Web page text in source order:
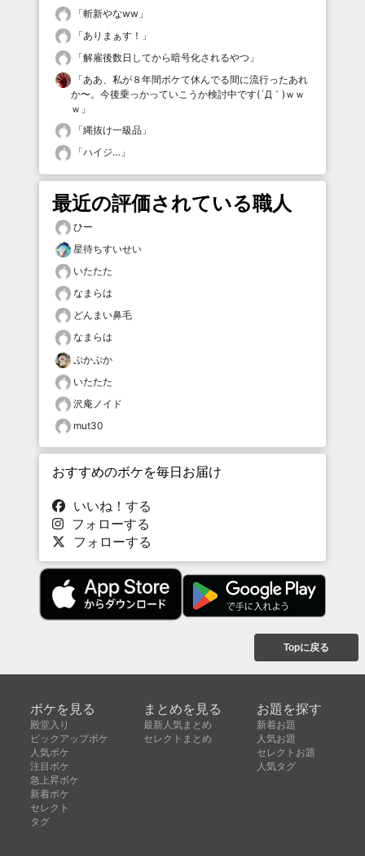
「斬新やなww 」
「ありまぁす！ 」
「解雇後数日してから暗号化されるやつ 」
「ああ、私が８年間ボケて休んでる間に流行ったあれ
か〜。今後乗っかっていこうか検討中です(´Д｀)ｗｗ
ｗ 」
「縄抜け一級品 」
「ハイジ… 」
最近の評価されている職人
ひー
星待ちすいせい
いたたた
なまらは
どんまい鼻毛
なまらは
ぷかぷか
いたたた
沢庵ノイド
mut30
おすすめのボケを毎日お届け
いいね！する
フォローする
フォローする
Topに戻る
ボケを見る
殿堂入り
ピックアップボケ
人気ボケ
注目ボケ
急上昇ボケ
新着ボケ
セレクト
タグ
まとめを見る
最新人気まとめ
セレクトまとめ
お題を探す
新着お題
人気お題
セレクトお題
人気タグ